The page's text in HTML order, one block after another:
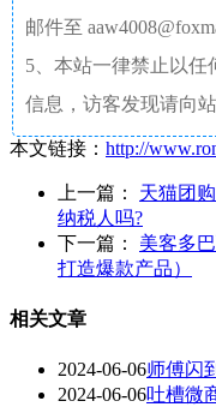
邮件至
5、本站一律禁止以任
信息，访客发现请向
本文链接： http://
上一篇： 天猫团
纳税人吗?
下一篇： 美客多
打造爆款产品）
相关文章
2024-06-06师傅闪
2024-06-06吐槽微